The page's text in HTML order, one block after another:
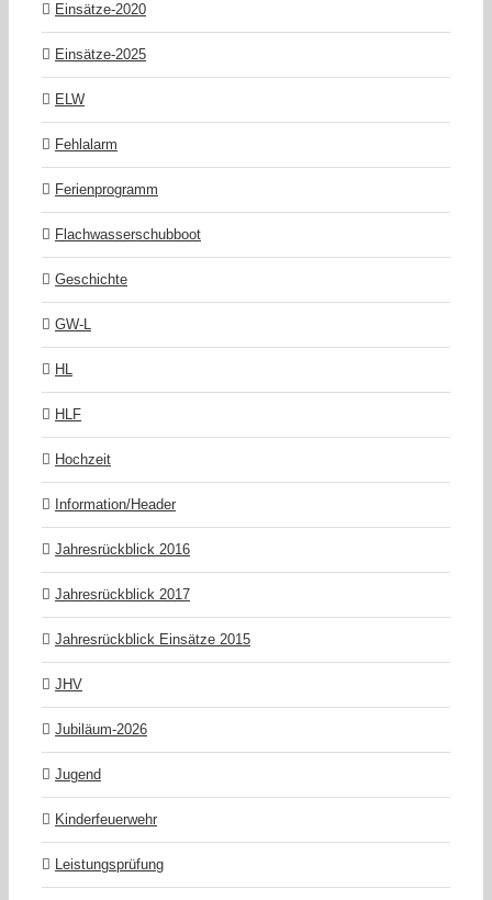
Einsätze-2020
Einsätze-2025
ELW
Fehlalarm
Ferienprogramm
Flachwasserschubboot
Geschichte
GW-L
HL
HLF
Hochzeit
Information/Header
Jahresrückblick 2016
Jahresrückblick 2017
Jahresrückblick Einsätze 2015
JHV
Jubiläum-2026
Jugend
Kinderfeuerwehr
Leistungsprüfung